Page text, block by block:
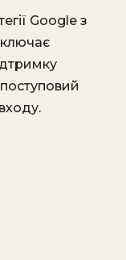
Google з